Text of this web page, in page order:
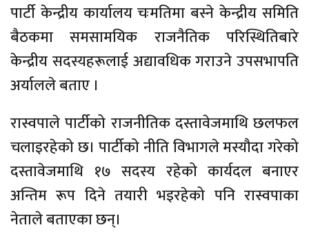
पार्टी केन्द्रीय कार्यालय चःमतिमा बस्ने केन्द्रीय समिति
बैठकमा समसामयिक राजनैतिक परिस्थितिबारे
केन्द्रीय सदस्यहरूलाई अद्यावधिक गराउने उपसभापति
अर्यालले बताए ।
रास्वपाले पार्टीको राजनीतिक दस्तावेजमाथि छलफल
चलाइरहेको छ। पार्टीको नीति विभागले मस्यौदा गरेको
दस्तावेजमाथि १७ सदस्य रहेको कार्यदल बनाएर
अन्तिम रूप दिने तयारी भइरहेको पनि रास्वपाका
नेताले बताएका छन्।